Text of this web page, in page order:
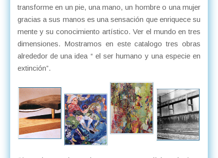
transforme en un pie, una mano, un hombre o una mujer
gracias a sus manos es una sensación que enriquece su
mente y su conocimiento artístico. Ver el mundo en tres
dimensiones. Mostramos en este catalogo tres obras
alrededor de una idea “ el ser humano y una especie en
extinción”.